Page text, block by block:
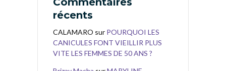
récents
CALAMARO sur POURQUOI LES
CANICULES FONT VIEILLIR PLUS
VITE LES FEMMES DE 50 ANS ?